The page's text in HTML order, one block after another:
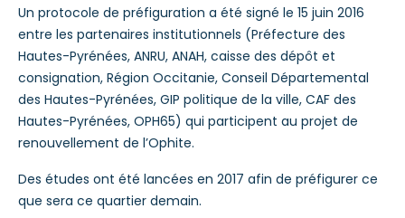
Un protocole de préfiguration a été signé le 15 juin 2016
entre les partenaires institutionnels (Préfecture des
Hautes-Pyrénées, ANRU, ANAH, caisse des dépôt et
consignation, Région Occitanie, Conseil Départemental
des Hautes-Pyrénées, GIP politique de la ville, CAF des
Hautes-Pyrénées, OPH65) qui participent au projet de
renouvellement de l’Ophite.
Des études ont été lancées en 2017 afin de préfigurer ce
que sera ce quartier demain.